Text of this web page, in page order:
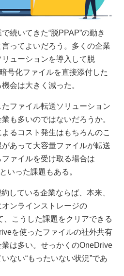
続いてきた“脱PPAP”の動き
ってよいだろう。多くの企業
ューションを導入して脱
号化ファイルを直接添付した
会は大きく減った。
ファイル転送ソリューション
も多いのではないだろうか。
るコスト発生はもちろんのこ
あって大容量ファイルが転送
ァイルを受け取る場合は
いった課題もある。
している企業ならば、本来、
ンラインストレージの
、こうした課題をクリアできる
を使ったファイルの社外共有
は多い。せっかくのOneDrive
ない“もったいない状況”であ